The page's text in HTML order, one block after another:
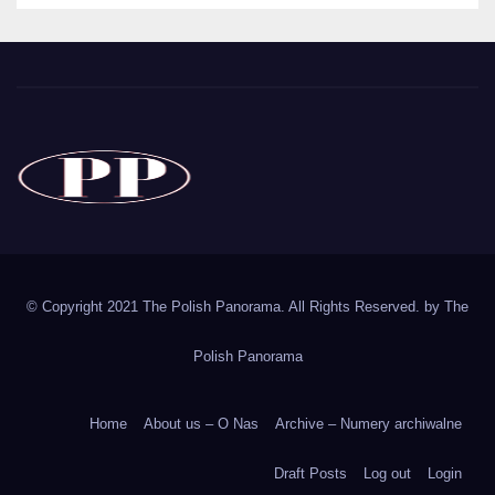
© Copyright 2021 The Polish Panorama. All Rights Reserved. by The
Polish Panorama
Home About us – O Nas Archive – Numery archiwalne
Draft Posts Log out Login